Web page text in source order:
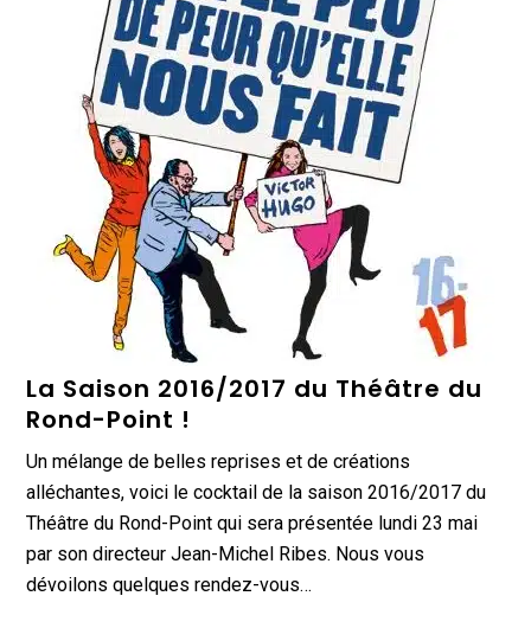
La Saison 2016/2017 du Théâtre du
Rond-Point !
Un mélange de belles reprises et de créations
alléchantes, voici le cocktail de la saison 2016/2017 du
Théâtre du Rond-Point qui sera présentée lundi 23 mai
par son directeur Jean-Michel Ribes. Nous vous
dévoilons quelques rendez-vous…